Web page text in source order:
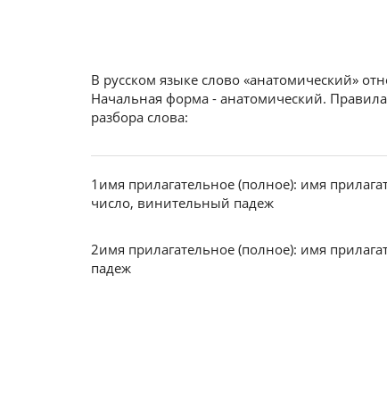
В русском языке слово «анатомический»
Начальная форма - анатомический.
разбора слова:
1 имя прилагательное (полное): имя
число, винительный падеж
2имя прилагательное (полное): имя
падеж